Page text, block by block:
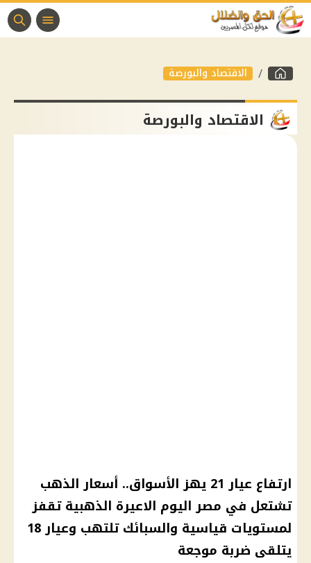
الاقتصاد والبورصة
الاقتصاد والبورصة
ارتفاع عيار 21 يهز الأسواق.. أسعار الذهب
تشتعل في مصر اليوم الاعيرة الذهبية تقفز
لمستويات قياسية والسبائك تلتهب وعيار 18
يتلقى ضربة موجعة